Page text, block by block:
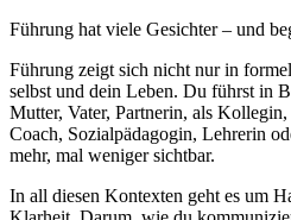
Führung hat viele Gesichter – und
Führung zeigt sich nicht nur in
selbst und dein Leben. Du führst in
Mutter, Vater, Partnerin, als
Coach, Sozialpädagogin, Lehrerin
mehr, mal weniger sichtbar.
In all diesen Kontexten geht es um